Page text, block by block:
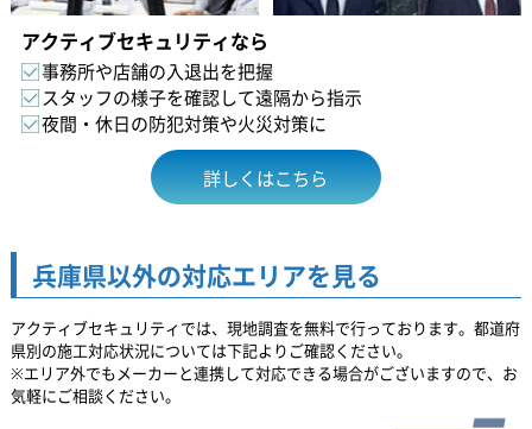
アクティブセキュリティなら
事務所や店舗の入退出を把握
スタッフの様子を確認して遠隔から指示
夜間・休日の防犯対策や火災対策に
詳しくはこちら
兵庫県以外の対応エリアを見る
アクティブセキュリティでは、現地調査を無料で行っております。都道府
県別の施工対応状況については下記よりご確認ください。
※エリア外でもメーカーと連携して対応できる場合がございますので、お
気軽にご相談ください。